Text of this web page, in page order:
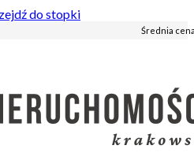
do stopki
Średnia